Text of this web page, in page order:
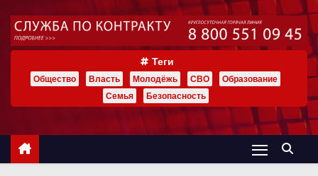
ж
Теги
Общество Власть Молодёжь СВО
Образование
Семья
Безопасность